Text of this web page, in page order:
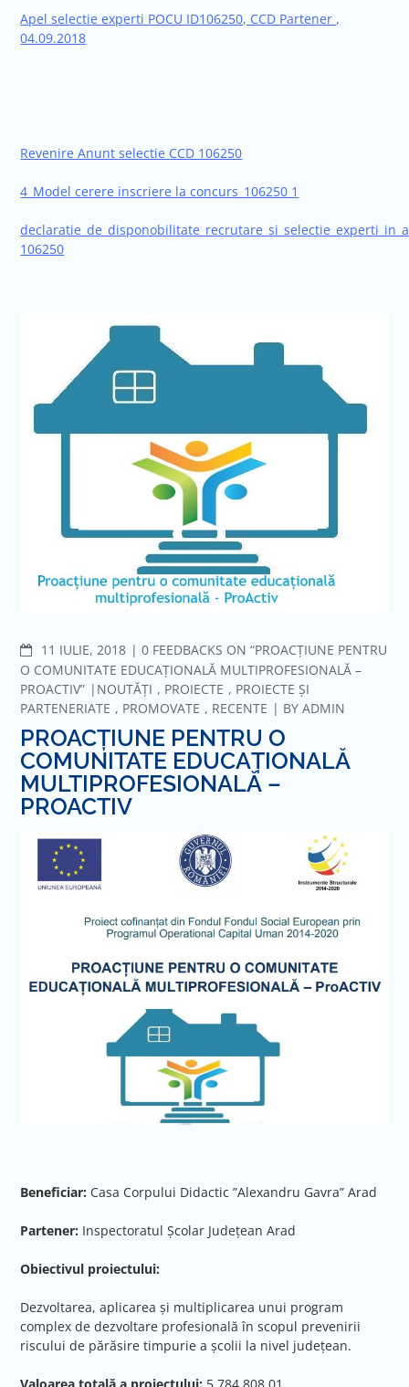
Apel selectie experti POCU ID106250, CCD Partener ,
04.09.2018
Revenire Anunt selectie CCD 106250
4_Model cerere inscriere la concurs_106250 1
106250
11 IULIE, 2018 COMMENTS
0 FEEDBACKS ON “PROACȚIUNE PENTRU
O COMUNITATE EDUCAȚIONALĂ MULTIPROFESIONALĂ –
PROACTIV”
NOUTĂȚI , PROIECTE , PROIECTE ȘI
PARTENERIATE , PROMOVATE , RECENTE BYADMIN
PROACȚIUNE PENTRU O
COMUNITATE EDUCAȚIONALĂ
MULTIPROFESIONALĂ –
PROACTIV
Beneficiar: Casa Corpului Didactic ”Alexandru Gavra” Arad
Partener: Inspectoratul Școlar Județean Arad
Obiectivul proiectului:
Dezvoltarea, aplicarea și multiplicarea unui program
complex de dezvoltare profesională în scopul prevenirii
riscului de părăsire timpurie a școlii la nivel județean.